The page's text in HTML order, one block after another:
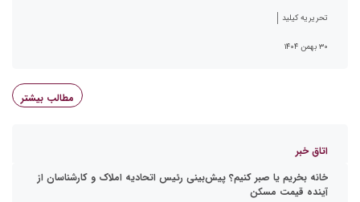
تحریریه کیلید
۳۰ بهمن ۱۴۰۴
مطالب بیشتر
اتاق خبر
خانه بخریم یا صبر کنیم؟ پیش‌بینی رئیس اتحادیه املاک و کارشناسان از
آینده قیمت مسکن